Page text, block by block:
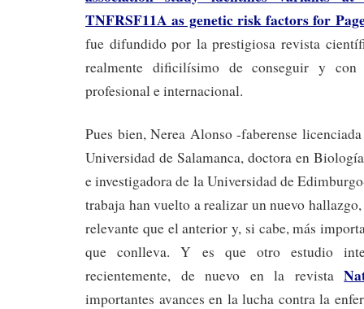
TNFRSF11A as genetic risk factors for
fue difundido por la prestigiosa revista
realmente dificilísimo de conseguir y con
profesional e internacional.
Pues bien, Nerea Alonso -faberense
Universidad de Salamanca, doctora en
e investigadora de la Universidad de
trabaja han vuelto a realizar un nuevo
relevante que el anterior y, si cabe, más
que conlleva. Y es que otro estudio
recientemente, de nuevo en la revista
importantes avances en la lucha contra la